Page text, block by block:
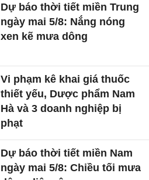
Dự báo thời tiết miền Trung
ngày mai 5/8: Nắng nóng
xen kẽ mưa dông
Vi phạm kê khai giá thuốc
thiết yếu, Dược phẩm Nam
Hà và 3 doanh nghiệp bị
phạt
Dự báo thời tiết miền Nam
ngày mai 5/8: Chiều tối mưa